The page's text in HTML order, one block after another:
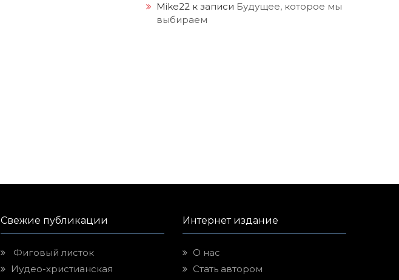
Mike22 к записи Будущее, которое мы
выбираем
Свежие публикации
Фиговый листок
Иудео-христианская
Интернет издание
О нас
Стать автором